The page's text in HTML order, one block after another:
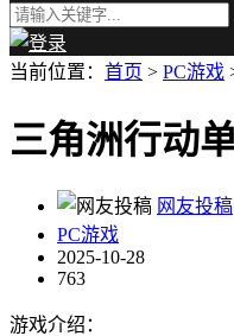
当前位置： 首页 > PC游戏
三角洲行动
网友投稿
PC游戏
2025-10-28
763
游戏介绍：